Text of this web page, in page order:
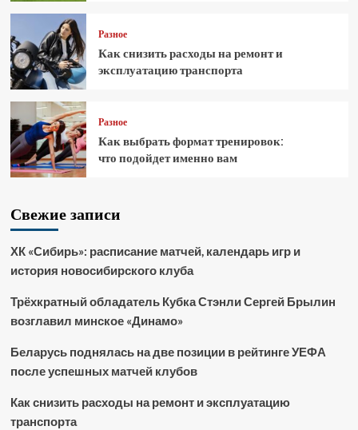
Разное
Как снизить расходы на ремонт и
эксплуатацию транспорта
Разное
Как выбрать формат тренировок:
что подойдет именно вам
Свежие записи
ХК «Сибирь»: расписание матчей, календарь игр и
история новосибирского клуба
Трёхкратный обладатель Кубка Стэнли Сергей Брылин
возглавил минское «Динамо»
Беларусь поднялась на две позиции в рейтинге УЕФА
после успешных матчей клубов
Как снизить расходы на ремонт и эксплуатацию
транспорта